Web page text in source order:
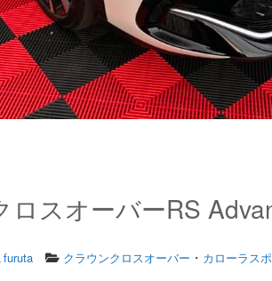
ロスオーバーRS
furuta クラウンクロスオーバー ・ カローラス